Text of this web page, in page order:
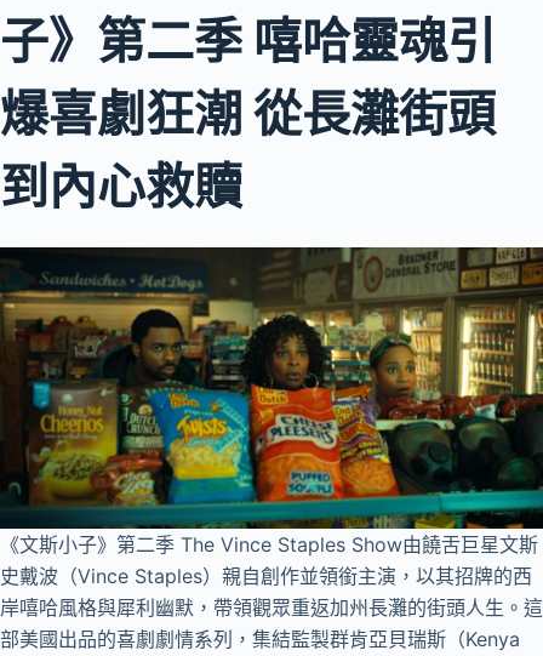
子》第二季 嘻哈靈魂引
爆喜劇狂潮 從長灘街頭
到內心救贖
《文斯小子》第二季 The Vince Staples Show由饒舌巨星文斯
史戴波（Vince Staples）親自創作並領銜主演，以其招牌的西
岸嘻哈風格與犀利幽默，帶領觀眾重返加州長灘的街頭人生。這
部美國出品的喜劇劇情系列，集結監製群肯亞貝瑞斯（Kenya